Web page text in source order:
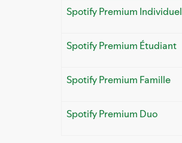
Spotify Premium Individuel
Spotify Premium Étudiant
Spotify Premium Famille
Spotify Premium Duo